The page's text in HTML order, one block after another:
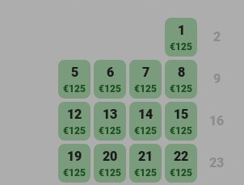
1
€125
2
5
€125
6
€125
7
€125
8
€125
9
12
€125
13
€125
14
€125
15
€125
16
19
€125
20
€125
21
€125
22
€125
23